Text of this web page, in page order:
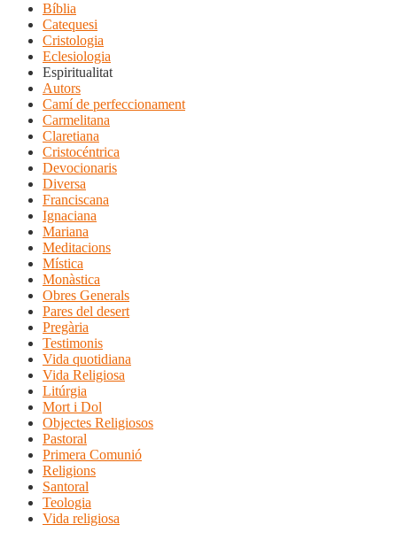
Bíblia
Catequesi
Cristologia
Eclesiologia
Espiritualitat
Autors
Camí de perfeccionament
Carmelitana
Claretiana
Cristocéntrica
Devocionaris
Diversa
Franciscana
Ignaciana
Mariana
Meditacions
Mística
Monàstica
Obres Generals
Pares del desert
Pregària
Testimonis
Vida quotidiana
Vida Religiosa
Litúrgia
Mort i Dol
Objectes Religiosos
Pastoral
Primera Comunió
Religions
Santoral
Teologia
Vida religiosa